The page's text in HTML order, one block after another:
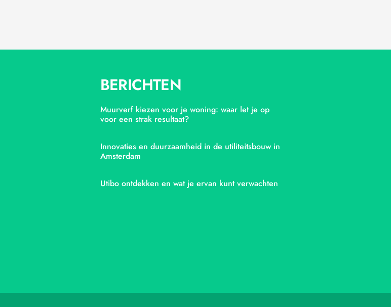
BERICHTEN
Muurverf kiezen voor je woning: waar let je op
voor een strak resultaat?
Innovaties en duurzaamheid in de utiliteitsbouw in
Amsterdam
Utibo ontdekken en wat je ervan kunt verwachten